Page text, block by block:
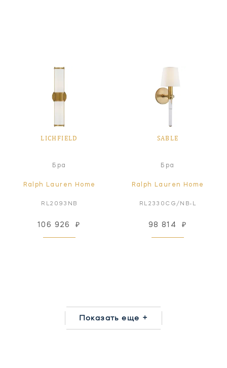
LICHFIELD
Бра
Ralph Lauren Home
RL2093NB
106 926 ₽
SABLE
Бра
Ralph Lauren Home
RL2330CG/NB-L
98 814 ₽
Показать еще +